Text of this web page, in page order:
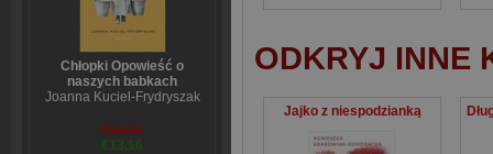
Chłopki Opowieść o
naszych babkach
Joanna Kuciel-Frydryszak
€16,39
€13,16
ODKRYJ INNE
Jajko z niespodzianką